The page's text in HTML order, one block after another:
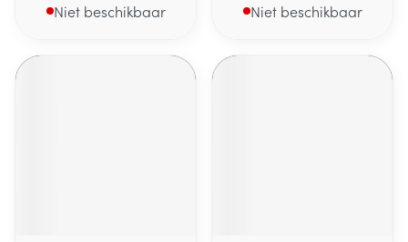
Niet beschikbaar Niet beschikbaar